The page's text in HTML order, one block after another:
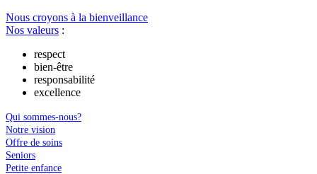
Nous croyons à la bienveillance
Nos valeurs :
respect
bien-être
responsabilité
excellence
Qui sommes-nous?
Notre vision
Offre de soins
Seniors
Petite enfance